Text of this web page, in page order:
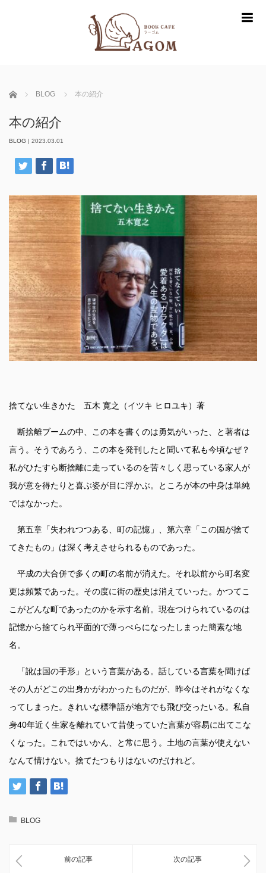
ホーム BLOG 本の紹介
本の紹介
BLOG | 2023.03.01
捨てない生きかた 五木 寛之（イツキ ヒロユキ）著
断捨離ブームの中、この本を書くのは勇気がいった、と著者は
言う。そうであろう、この本を発刊したと聞いて私も今頃なぜ？
私がひたすら断捨離に走っているのを苦々しく思っている家人が
我が意を得たりと喜ぶ姿が目に浮かぶ。ところが本の中身は単純
ではなかった。
第五章「失われつつある、町の記憶」、第六章「この国が捨て
てきたもの」は深く考えさせられるものであった。
平成の大合併で多くの町の名前が消えた。それ以前から町名変
更は頻繁であった。その度に街の歴史は消えていった。かつてこ
こがどんな町であったのかを示す名前。現在つけられているのは
記憶から捨てられ平面的で薄っぺらになったしまった簡素な地
名。
「訛は国の手形」という言葉がある。話している言葉を聞けば
その人がどこの出身かがわかったものだが、昨今はそれがなくな
ってしまった。きれいな標準語が地方でも飛び交ったいる。私自
身40年近く生家を離れていて昔使っていた言葉が容易に出てこな
くなった。これではいかん、と常に思う。土地の言葉が使えない
なんて情けない。捨てたつもりはないのだけれど。
BLOG
前の記事 次の記事